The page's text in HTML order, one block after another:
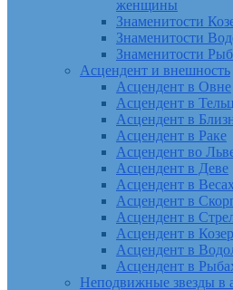
женщины
Знаменитости
Знаменитости
Знаменитости
Асцендент и внешность
Асцендент в Овне
Асцендент в
Асцендент в
Асцендент в Раке
Асцендент во
Асцендент в Деве
Асцендент в Весах
Асцендент в
Асцендент в
Асцендент в
Асцендент в
Асцендент в
Неподвижные звезды в